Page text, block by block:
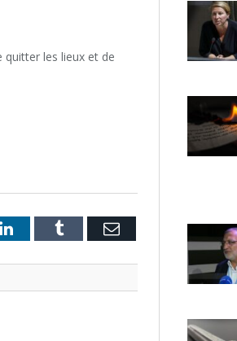
les lieux et de
LinkedInTumblr Email